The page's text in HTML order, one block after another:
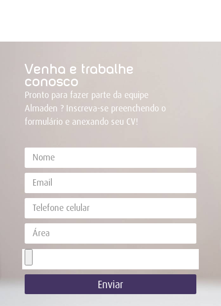
Venha e trabalhe
conosco
Pronto para fazer parte da equipe
Almaden ? Inscreva-se preenchendo o
formulário e anexando seu CV!
Enviar